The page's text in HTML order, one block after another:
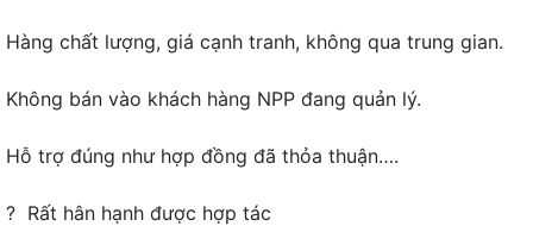
Hàng chất lượng, giá cạnh tranh, không qua trung gian.
Không bán vào khách hàng NPP đang quản lý.
Hỗ trợ đúng như hợp đồng đã thỏa thuận….
? Rất hân hạnh được hợp tác